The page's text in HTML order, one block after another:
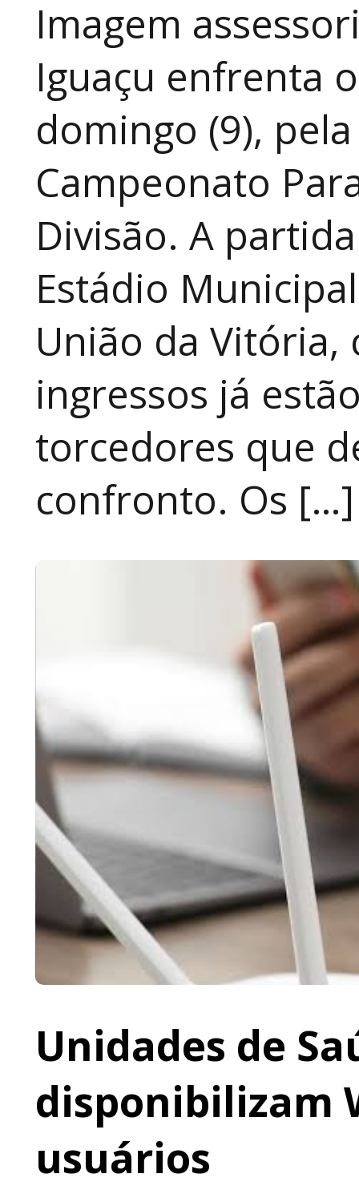
Imagem
Iguaçu enfrenta
domingo (9),
Campeonato
Divisão. A
Estádio
União da Vitória,
ingressos já
torcedores que
confronto. Os […]
Unidades de
disponibilizam
usuários